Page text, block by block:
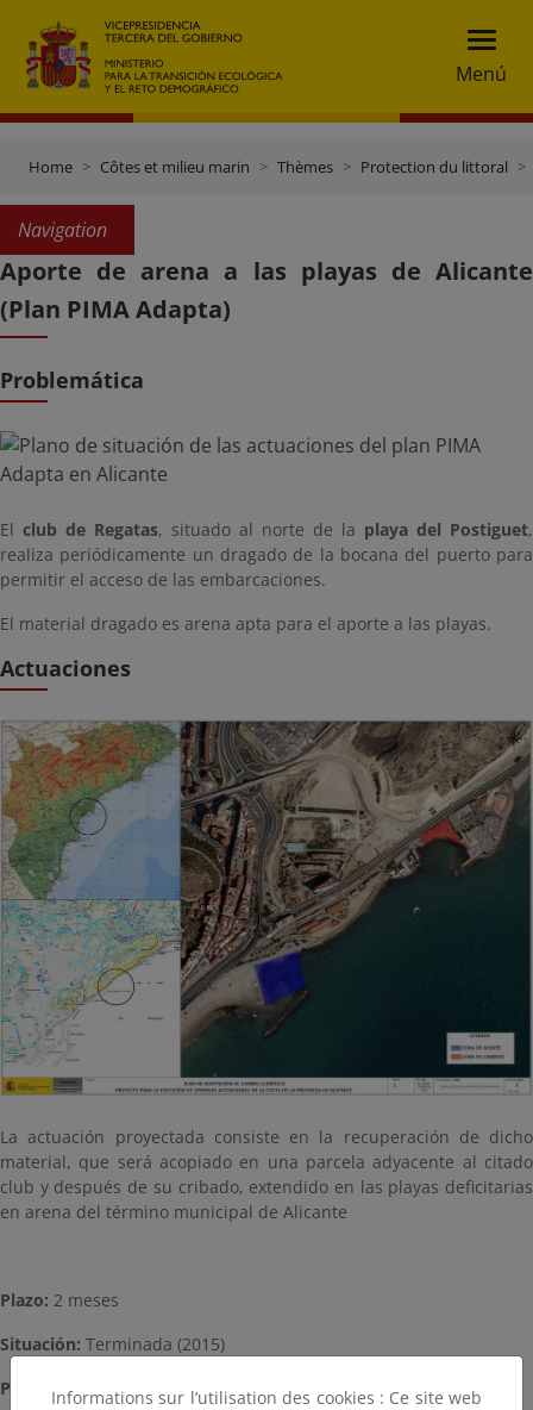
Menú
Home Côtes et milieu marin Thèmes Protection du littoral
Navigation
Aporte de arena a las playas de Alicante
(Plan PIMA Adapta)
Problemática
El club de Regatas, situado al norte de la playa del Postiguet,
realiza periódicamente un dragado de la bocana del puerto para
permitir el acceso de las embarcaciones.
El material dragado es arena apta para el aporte a las playas.
Actuaciones
La actuación proyectada consiste en la recuperación de dicho
material, que será acopiado en una parcela adyacente al citado
club y después de su cribado, extendido en las playas deficitarias
en arena del término municipal de Alicante
Plazo: 2 meses
Situación: Terminada (2015)
Presupuesto aproximado : 47.000,00 €
Informations sur l’utilisation des cookies : Ce site web